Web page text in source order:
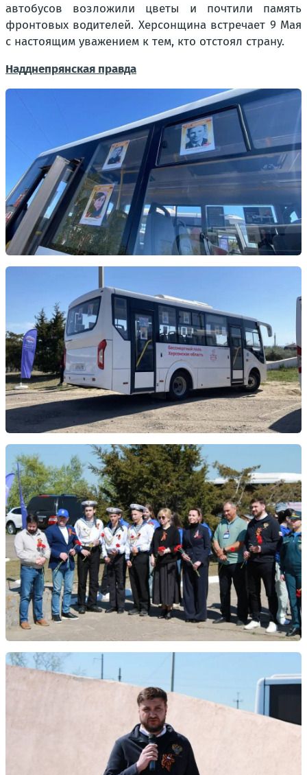
автобусов возложили цветы и почтили память
фронтовых водителей. Херсонщина встречает 9 Мая
с настоящим уважением к тем, кто отстоял страну.
Надднепрянская правда